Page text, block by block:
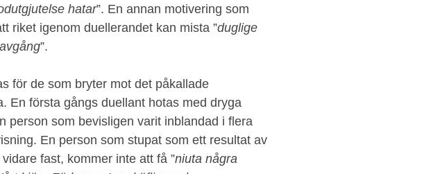
hatar”. En annan motivering som
riket igenom duellerandet kan mista ”duglige
”.
för de som bryter mot det påkallade
En första gångs duellant hotas med dryga
person som bevisligen varit inblandad i flera
En person som stupat som ett resultat av
fast, kommer inte att få ”niuta några